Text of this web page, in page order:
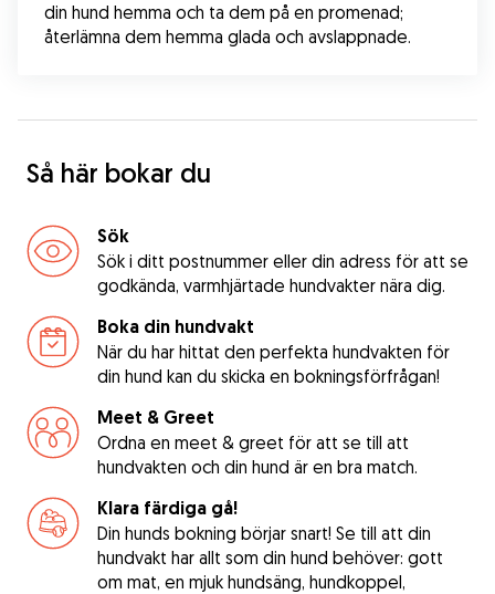
din hund hemma och ta dem på en promenad;
återlämna dem hemma glada och avslappnade.
Så här bokar du
Sök
Sök i ditt postnummer eller din adress för att se
godkända, varmhjärtade hundvakter nära dig.
Boka din hundvakt
När du har hittat den perfekta hundvakten för
din hund kan du skicka en bokningsförfrågan!
Meet & Greet
Ordna en meet & greet för att se till att
hundvakten och din hund är en bra match.
Klara färdiga gå!
Din hunds bokning börjar snart! Se till att din
hundvakt har allt som din hund behöver: gott
om mat, en mjuk hundsäng, hundkoppel,